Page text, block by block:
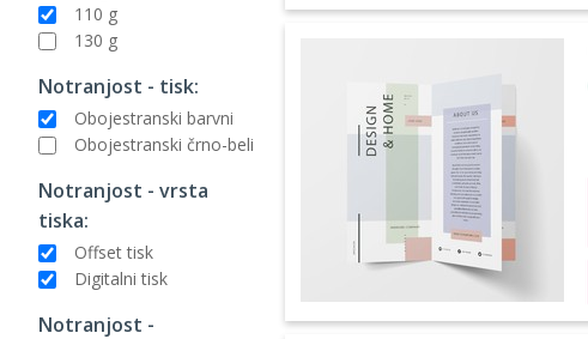
110 g
130 g
Notranjost - tisk:
Obojestranski barvni
Obojestranski črno-beli
Notranjost - vrsta
tiska:
Offset tisk
Digitalni tisk
Notranjost -